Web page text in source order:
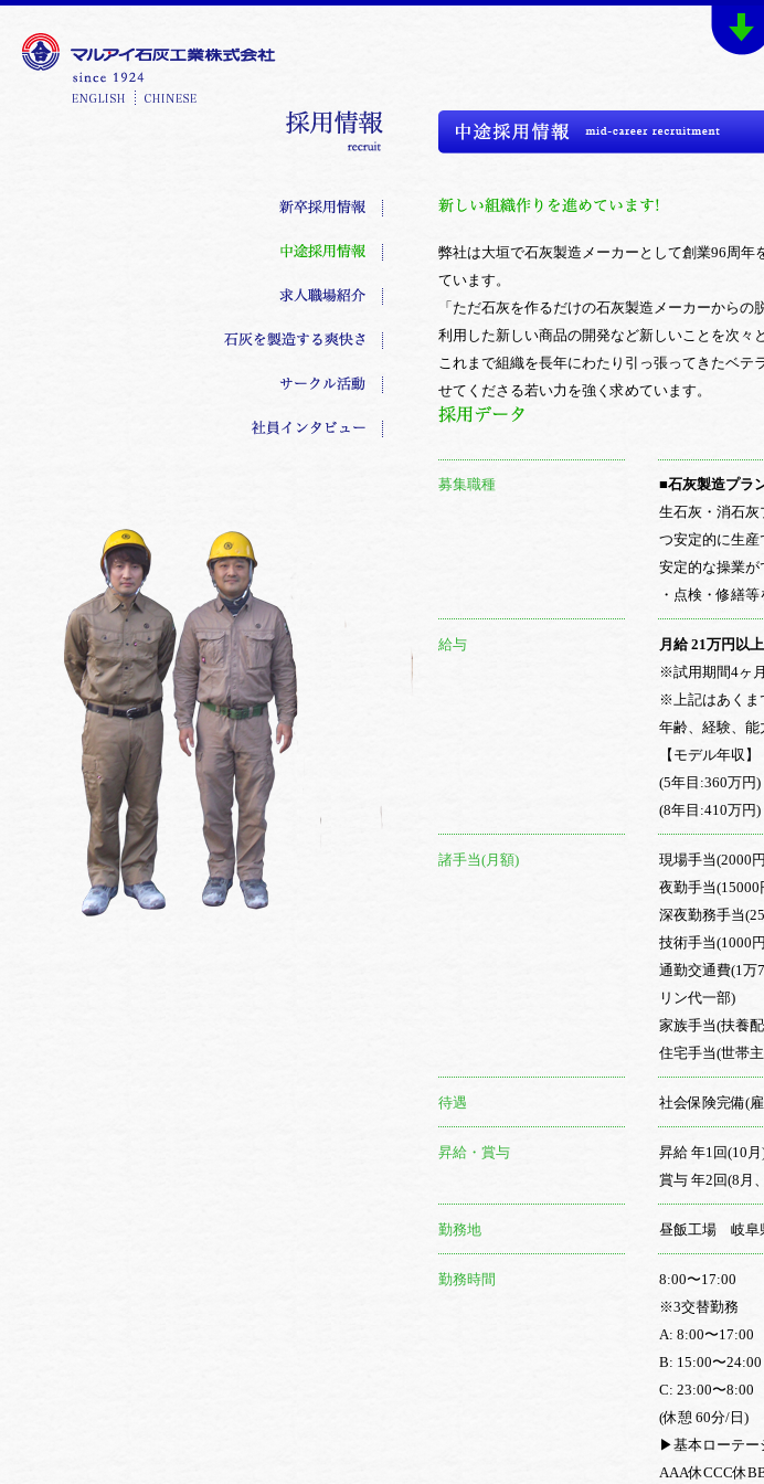
弊社は大垣で石灰製造メーカーとして創業96周年
ています。
「ただ石灰を作るだけの石灰製造メーカーから
利用した新しい商品の開発など新しいことを次々
これまで組織を長年にわたり引っ張ってきたベ
せてくださる若い力を強く求めています。
募集職種 ■石灰製造プラ
生石灰・消石
つ安定的に生産
安定的な操業
・点検・修繕
給与
月給 21万円以
※試用期間4ヶ
※上記はあくま
年齢、経験、能
【モデル年収】
(5年目:360万円)
(8年目:410万円)
諸手当(月額)
現場手当(2000
夜勤手当(15000
深夜勤務手当
技術手当(1000
通勤交通費(1万
リン代一部)
家族手当(扶養
住宅手当(世帯
待遇 社会保険完備(
昇給・賞与
昇給 年1回(10月
賞与 年2回(8月
勤務地 昼飯工場 岐阜
勤務時間
8:00〜17:00
※3交替勤務
A: 8:00〜17:00
B: 15:00〜24:00
C: 23:00〜8:00
(休憩 60分/日)
▶︎基本ローテー
AAA休CCC休